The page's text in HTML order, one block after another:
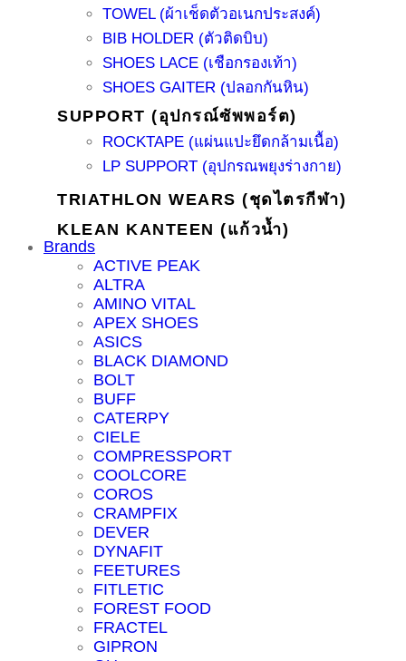
TOWEL (ผ้าเช็ดตัวอเนกประสงค์)
BIB HOLDER (ตัวติดบิบ)
SHOES LACE (เชือกรองเท้า)
SHOES GAITER (ปลอกกันหิน)
SUPPORT (อุปกรณ์ซัพพอร์ต)
ROCKTAPE (แผ่นแปะยึดกล้ามเนื้อ)
LP SUPPORT (อุปกรณพยุงร่างกาย)
TRIATHLON WEARS (ชุดไตรกีฬา)
KLEAN KANTEEN (แก้วน้ำ)
Brands
ACTIVE PEAK
ALTRA
AMINO VITAL
APEX SHOES
ASICS
BLACK DIAMOND
BOLT
BUFF
CATERPY
CIELE
COMPRESSPORT
COOLCORE
COROS
CRAMPFIX
DEVER
DYNAFIT
FEETURES
FITLETIC
FOREST FOOD
FRACTEL
GIPRON